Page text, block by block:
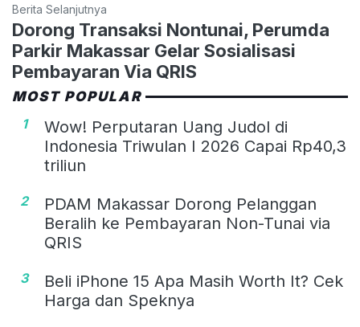
Berita Selanjutnya
Dorong Transaksi Nontunai, Perumda
Parkir Makassar Gelar Sosialisasi
Pembayaran Via QRIS
MOST POPULAR
1
Wow! Perputaran Uang Judol di
Indonesia Triwulan I 2026 Capai Rp40,3
triliun
2
PDAM Makassar Dorong Pelanggan
Beralih ke Pembayaran Non-Tunai via
QRIS
3
Beli iPhone 15 Apa Masih Worth It? Cek
Harga dan Speknya